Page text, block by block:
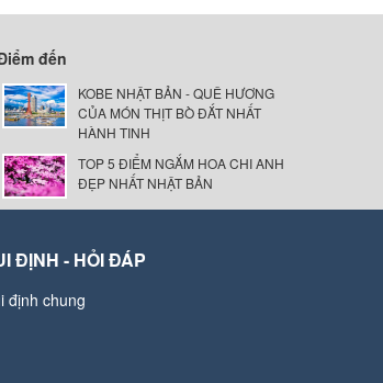
đến
KOBE NHẬT BẢN - QUÊ HƯƠNG
CỦA MÓN THỊT BÒ ĐẮT NHẤT
HÀNH TINH
TOP 5 ĐIỂM NGẮM HOA CHI ANH
ĐẸP NHẤT NHẬT BẢN
ĐỊNH - HỎI ĐÁP
định chung